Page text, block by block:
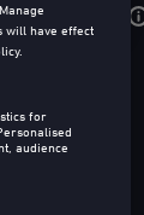
will have effect
for
audience